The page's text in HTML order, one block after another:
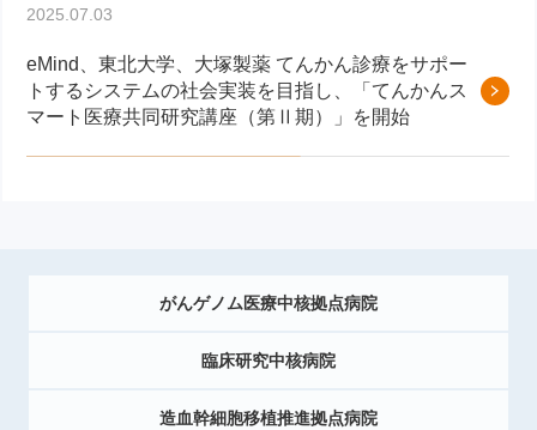
2025.07.03
eMind、東北大学、大塚製薬 てんかん診療をサポー
トするシステムの社会実装を目指し、「てんかんス
マート医療共同研究講座（第Ⅱ期）」を開始
がんゲノム医療中核拠点病院
臨床研究中核病院
造血幹細胞移植推進拠点病院